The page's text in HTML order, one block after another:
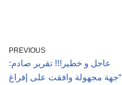
PREVIOUS
عاجل و خطير!!! تقرير صادم:
“جهة مجهولة وافقت على إفراغ